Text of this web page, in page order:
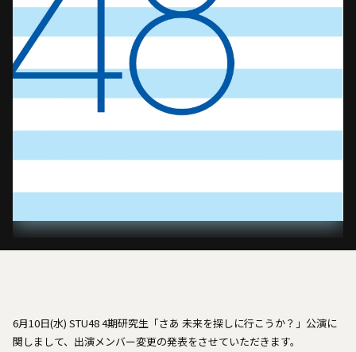
6月10日(水) STU48 4期研究生「さあ 未来を探しに行こうか？」公演に
関しまして、出演メンバー変更の発表をさせていただきます。